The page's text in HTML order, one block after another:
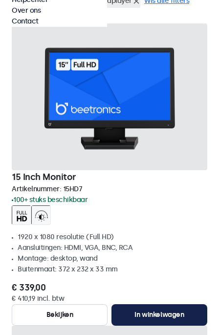
15 Inch Monitor
Artikelnummer: 15HD7
100+ stuks beschikbaar
1920 x 1080 resolutie (Full HD)
Aansluitingen: HDMI, VGA, BNC, RCA
Montage: desktop, wand
Buitenmaat: 372 x 232 x 33 mm
€ 339,00
€ 410,19 incl. btw
Bekijken
In winkelwagen
Over ons
Contact